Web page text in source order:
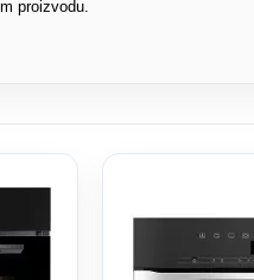
proizvodu.